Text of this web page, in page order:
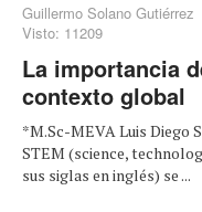
Guillermo Solano Gutiérrez
Visto: 11209
La importancia
contexto global
*M.Sc-MEVA Luis Diego
STEM (science,
sus siglas en inglés) se ...